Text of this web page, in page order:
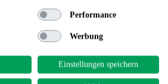
Performance
Werbung
Einstellungen speichern